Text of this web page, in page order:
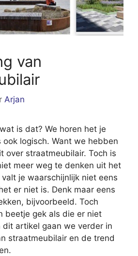
van
Arjan
is dat? We horen het je
logisch. Want we hebben
over straatmeubilair. Toch is
meer weg te denken uit het
je waarschijnlijk niet eens
er niet is. Denk maar eens
bijvoorbeeld. Toch
beetje gek als die er niet
dit artikel gaan we verder in
straatmeubilair en de trend